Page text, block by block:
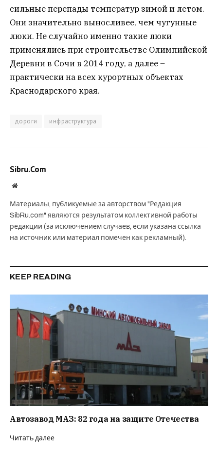
сильные перепады температур зимой и летом.
Они значительно выносливее, чем чугунные
люки. Не случайно именно такие люки
применялись при строительстве Олимпийской
Деревни в Сочи в 2014 году, а далее –
практически на всех курортных объектах
Краснодарского края.
дороги инфраструктура
Sibru.Com
Website
Материалы, публикуемые за авторством "Редакция
SibRu.com" являются результатом коллективной работы
редакции (за исключением случаев, если указана ссылка
на источник или материал помечен как рекламный).
KEEP READING
Автозавод МАЗ: 82 года на защите Отечества
Читать далее